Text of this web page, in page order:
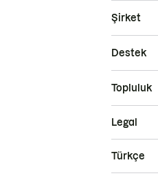
Şirket
Destek
Topluluk
Legal
Türkçe